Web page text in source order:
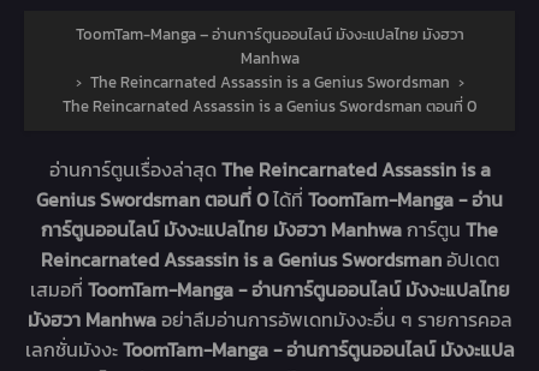
ToomTam-Manga – อ่านการ์ตูนออนไลน์ มังงะแปลไทย มังฮวา
Manhwa
› The Reincarnated Assassin is a Genius Swordsman ›
The Reincarnated Assassin is a Genius Swordsman ตอนที่ 0
อ่านการ์ตูนเรื่องล่าสุดThe Reincarnated Assassin is a
Genius Swordsman ตอนที่ 0ได้ที่ ToomTam-Manga - อ่าน
การ์ตูนออนไลน์ มังงะแปลไทย มังฮวา Manhwaการ์ตูน The
Reincarnated Assassin is a Genius Swordsmanอัปเดต
เสมอที่ ToomTam-Manga - อ่านการ์ตูนออนไลน์ มังงะแปลไทย
มังฮวา Manhwaอย่าลืมอ่านการอัพเดทมังงะอื่น ๆ รายการคอล
เลกชั่นมังงะToomTam-Manga - อ่านการ์ตูนออนไลน์ มังงะแปล